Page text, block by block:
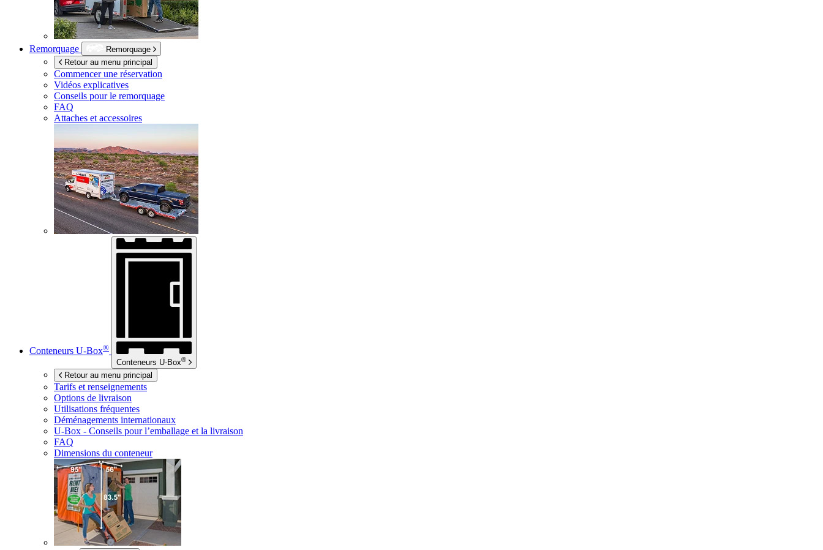
Remorquage
Remorquage
Retour au menu principal
Commencer une réservation
Vidéos explicatives
Conseils pour le remorquage
FAQ
Attaches et accessoires
Conteneurs U-Box®
Conteneurs U-Box®
Retour au menu principal
Tarifs et renseignements
Options de livraison
Utilisations fréquentes
Déménagements internationaux
U-Box - Conseils pour l’emballage et la livraison
FAQ
Dimensions du conteneur